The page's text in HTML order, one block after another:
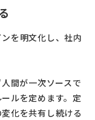
を明文化し、社内
間が一次ソースで
ルを定めます。定
化を共有し続ける